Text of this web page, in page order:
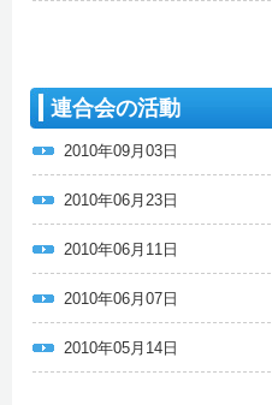
連合会の活動
2010年09月03日
2010年06月23日
2010年06月11日
2010年06月07日
2010年05月14日